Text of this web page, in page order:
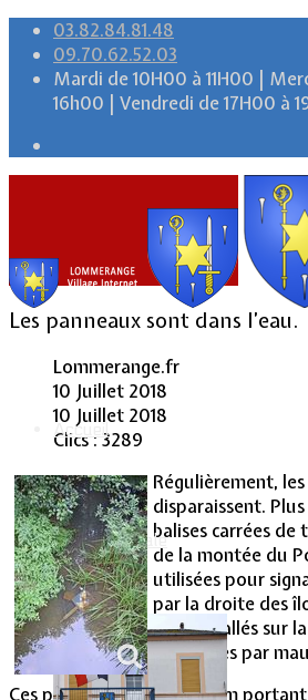
03.82.84.81.48
09.70.62.52.03
Mardi de 10H00 à 11H00 |
16h00 | Vendredi de 17H00 à
Accueil
Vie Municipale
Les panneaux sont dans l’eau.
Lommerange.fr
10 Juillet 2018
10 Juillet 2018
Clics : 3289
Régulièrement,
disparaissent.
balises carrées de
de la montée du
utilisées pour
par la droite des
voie installés sur
bien utiles par
Ces panneaux en aluminium